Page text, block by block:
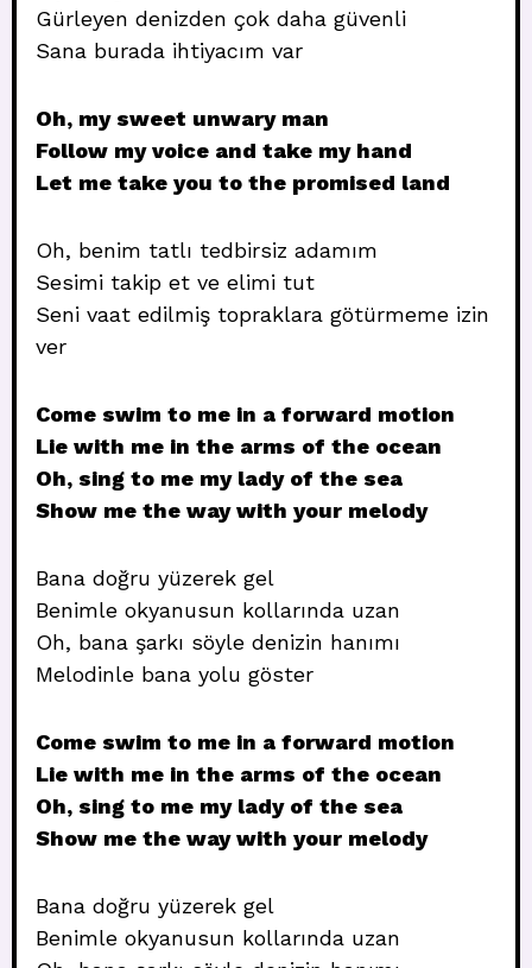
Gürleyen denizden çok daha güvenli
Sana burada ihtiyacım var
Oh, my sweet unwary man
Follow my voice and take my hand
Let me take you to the promised land
Oh, benim tatlı tedbirsiz adamım
Sesimi takip et ve elimi tut
Seni vaat edilmiş topraklara götürmeme izin
ver
Come swim to me in a forward motion
Lie with me in the arms of the ocean
Oh, sing to me my lady of the sea
Show me the way with your melody
Bana doğru yüzerek gel
Benimle okyanusun kollarında uzan
Oh, bana şarkı söyle denizin hanımı
Melodinle bana yolu göster
Come swim to me in a forward motion
Lie with me in the arms of the ocean
Oh, sing to me my lady of the sea
Show me the way with your melody
Bana doğru yüzerek gel
Benimle okyanusun kollarında uzan